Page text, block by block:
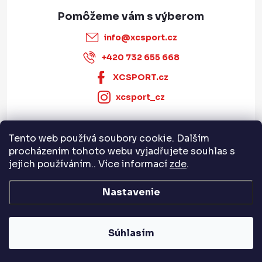
Tento web používá soubory cookie. Dalším
procházením tohoto webu vyjadřujete souhlas s
jejich používáním.. Více informací zde.
Nastavenie
Súhlasím
info@xcsport.cz
+420 732 655 668
XCSPORT.cz
xcsport_cz
Informace pro vás
Servis a služby